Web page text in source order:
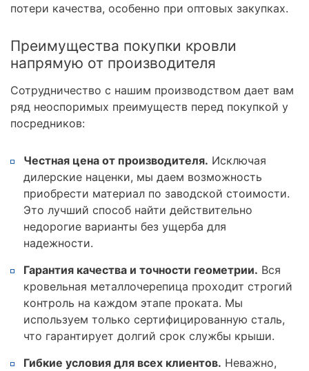
потери качества, особенно при оптовых закупках.
Преимущества покупки кровли
напрямую от производителя
Сотрудничество с нашим производством дает вам
ряд неоспоримых преимуществ перед покупкой у
посредников:
Честная цена от производителя. Исключая
дилерские наценки, мы даем возможность
приобрести материал по заводской стоимости.
Это лучший способ найти действительно
недорогие варианты без ущерба для
надежности.
Гарантия качества и точности геометрии. Вся
кровельная металлочерепица проходит строгий
контроль на каждом этапе проката. Мы
используем только сертифицированную сталь,
что гарантирует долгий срок службы крыши.
Гибкие условия для всех клиентов. Неважно,